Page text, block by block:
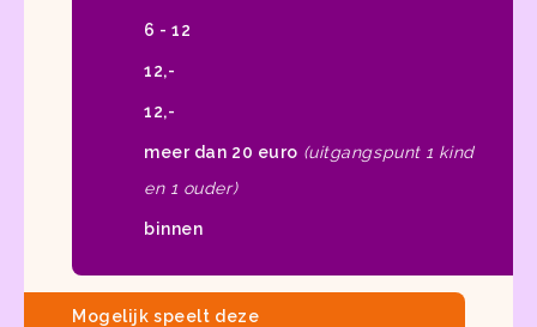
6 - 12
12,-
12,-
meer dan 20 euro (uitgangspunt 1 kind
en 1 ouder)
binnen
Mogelijk speelt deze